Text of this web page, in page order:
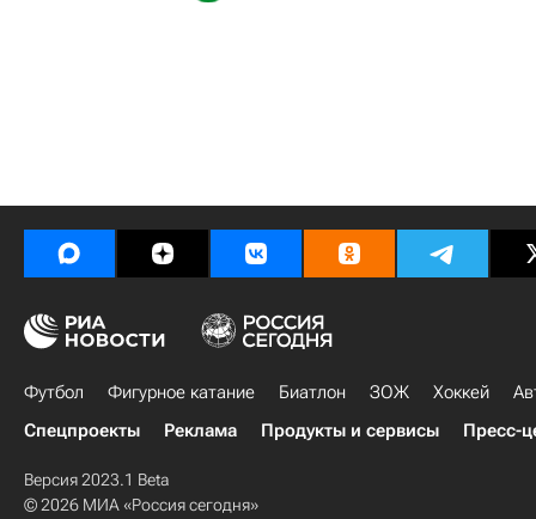
Футбол Фигурное катание Биатлон ЗОЖ Хоккей
Спецпроекты
Реклама Продукты и сервисы Пресс-
Версия 2023.1 Beta
© 2026 МИА «Россия сегодня»